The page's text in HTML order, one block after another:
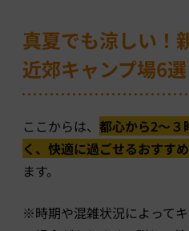
真夏でも涼しい！
近郊キャンプ場6選
ここからは、 都心から2〜３
く、快適に過ごせるおすす
ます。
※時期や混雑状況によって